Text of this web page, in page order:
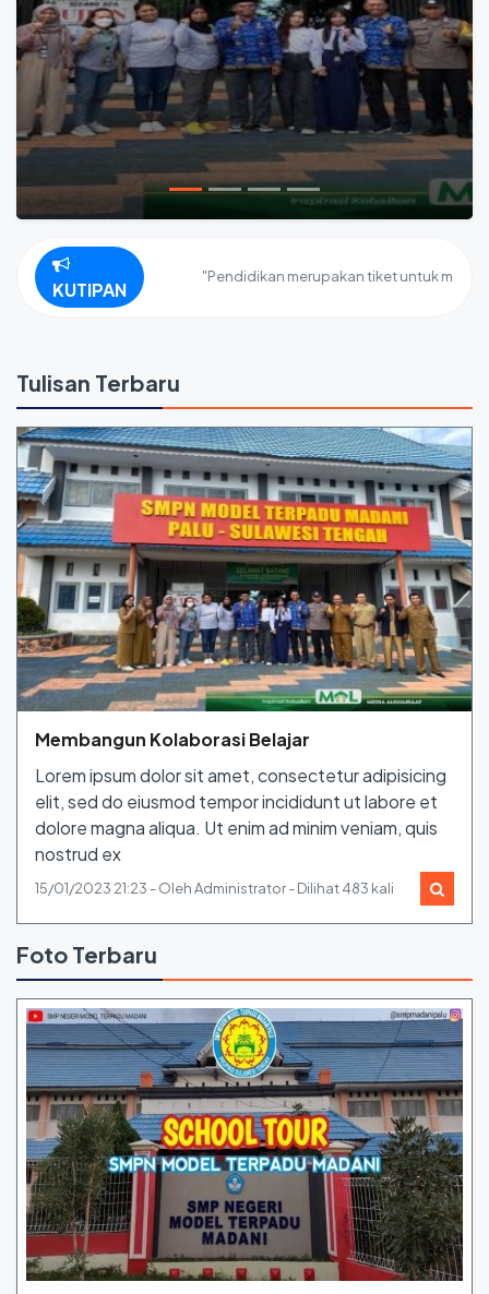
KUTIPAN
"Pendidikan merupakan tiket untuk masa
Tulisan Terbaru
Membangun Kolaborasi Belajar
Lorem ipsum dolor sit amet, consectetur adipisicing
elit, sed do eiusmod tempor incididunt ut labore et
dolore magna aliqua. Ut enim ad minim veniam, quis
nostrud ex
15/01/2023 21:23 - Oleh Administrator - Dilihat 483 kali
Foto Terbaru